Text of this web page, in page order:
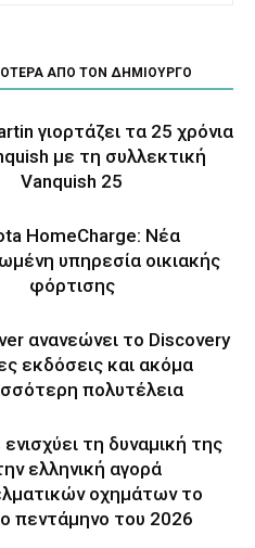
ΑΠΟ ΤΟΝ ΔΗΜΙΟΥΡΓΟ
γιορτάζει τα 25 χρόνια
με τη συλλεκτική
Vanquish 25
HomeCharge: Νέα
υπηρεσία οικιακής
φόρτισης
ανανεώνει το Discovery
εκδόσεις και ακόμα
πολυτέλεια
τη δυναμική της
ελληνική αγορά
οχημάτων το
πεντάμηνο του 2026